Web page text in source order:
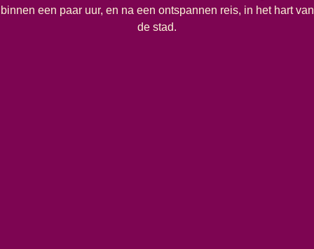
binnen een paar uur, en na een ontspannen reis, in het hart van
de stad.